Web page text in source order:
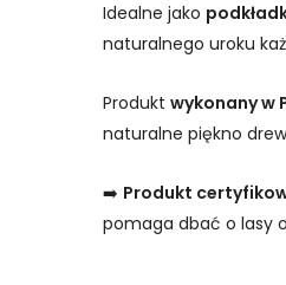
Idealne jako
naturalnego uroku
Produkt wykonany w
naturalne piękno
➡️ Produkt
pomaga dbać o lasy